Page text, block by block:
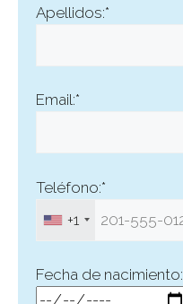
Apellidos:*
Email:*
Teléfono:*
+1
Fecha de nacimiento: